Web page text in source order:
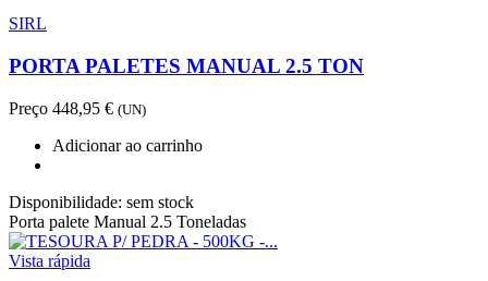
SIRL
PORTA PALETES MANUAL 2.5 TON
Preço 448,95 € (UN)
Adicionar ao carrinho
Disponibilidade: sem stock
Porta palete Manual 2.5 Toneladas
Vista rápida